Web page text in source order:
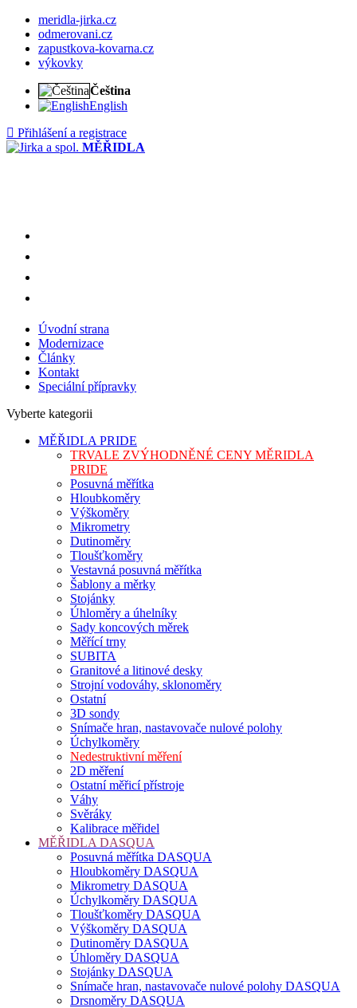
meridla-jirka.cz
odmerovani.cz
zapustkova-kovarna.cz
výkovky
Čeština
English
Přihlášení a registrace
MĚŘIDLA
Úvodní strana
Modernizace
Články
Kontakt
Speciální přípravky
Vyberte kategorii
MĚŘIDLA PRIDE
TRVALE ZVÝHODNĚNÉ CENY MĚRIDLA
PRIDE
Posuvná měřítka
Hloubkoměry
Výškoměry
Mikrometry
Dutinoměry
Tloušťkoměry
Vestavná posuvná měřítka
Šablony a měrky
Stojánky
Úhloměry a úhelníky
Sady koncových měrek
Měřící trny
SUBITA
Granitové a litinové desky
Strojní vodováhy, sklonoměry
Ostatní
3D sondy
Snímače hran, nastavovače nulové polohy
Úchylkoměry
Nedestruktivní měření
2D měření
Ostatní měřicí přístroje
Váhy
Svěráky
Kalibrace měřidel
MĚŘIDLA DASQUA
Posuvná měřítka DASQUA
Hloubkoměry DASQUA
Mikrometry DASQUA
Úchylkoměry DASQUA
Tloušťkoměry DASQUA
Výškoměry DASQUA
Dutinoměry DASQUA
Úhloměry DASQUA
Stojánky DASQUA
Snímače hran, nastavovače nulové polohy DASQUA
Drsnoměry DASQUA